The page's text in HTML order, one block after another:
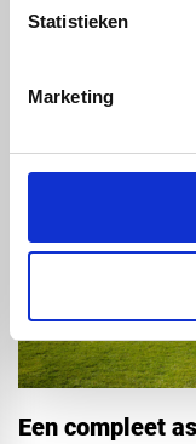
Statistieken
Marketing
Een compleet